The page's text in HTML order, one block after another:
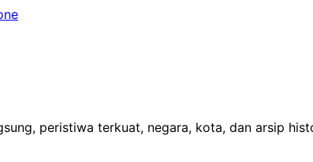
peristiwa terkuat, negara, kota, dan arsip